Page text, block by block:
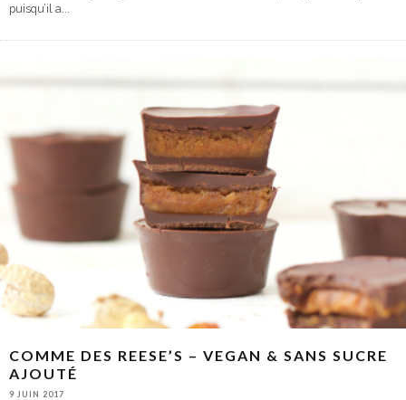
puisqu’il a
COMME DES REESE’S – VEGAN & SANS SUCRE
AJOUTÉ
9 JUIN 2017